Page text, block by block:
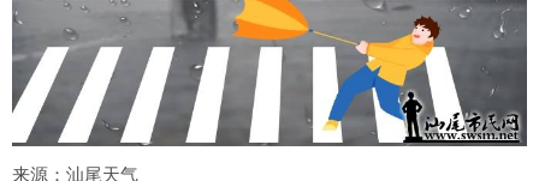
来源：汕尾天气